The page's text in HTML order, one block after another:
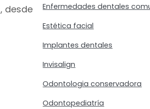
desde
Enfermedades dentales
Estética facial
Implantes dentales
Invisalign
Odontologia conservadora
Odontopediatría